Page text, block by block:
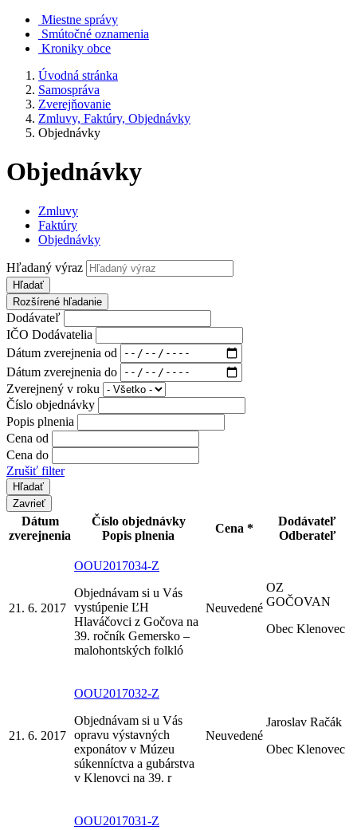
Miestne správy
Smútočné oznamenia
Kroniky obce
Úvodná stránka
Samospráva
Zverejňovanie
Zmluvy, Faktúry, Objednávky
Objednávky
Objednávky
Zmluvy
Faktúry
Objednávky
Hľadaný výraz
Hľadať
Rozšírené hľadanie
Dodávateľ
IČO Dodávatelia
Dátum zverejnenia od
Dátum zverejnenia do
Zverejnený v roku
Číslo objednávky
Popis plnenia
Cena od
Cena do
Zrušiť filter
Zavrieť
Dátum
zverejnenia
Číslo objednávky
Popis plnenia
Cena *
Dodávateľ
Odberateľ
21. 6. 2017
OOU2017034-Z
Objednávam si u Vás
vystúpenie ĽH
Hlaváčovci z Gočova na
39. ročník Gemersko –
malohontských folkló
Neuvedené
OZ
GOČOVAN
Obec Klenovec
21. 6. 2017
OOU2017032-Z
Objednávam si u Vás
opravu výstavných
exponátov v Múzeu
súkenníctva a gubárstva
v Klenovci na 39. r
Neuvedené
Jaroslav Račák
Obec Klenovec
OOU2017031-Z